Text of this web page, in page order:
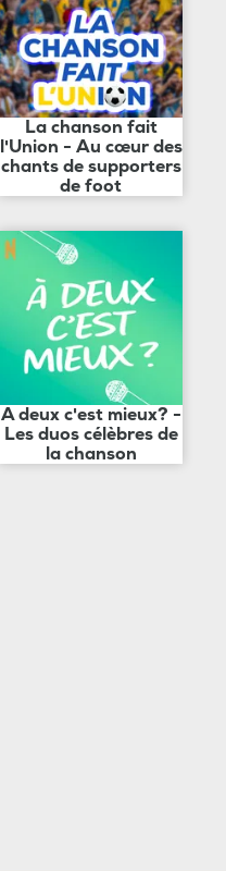
La chanson fait
l'Union - Au cœur des
chants de supporters
de foot
A deux c'est mieux? -
Les duos célèbres de
la chanson